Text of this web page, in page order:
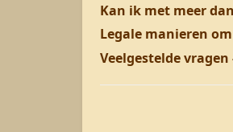
Kan ik met meer
Legale manieren
Veelgestelde